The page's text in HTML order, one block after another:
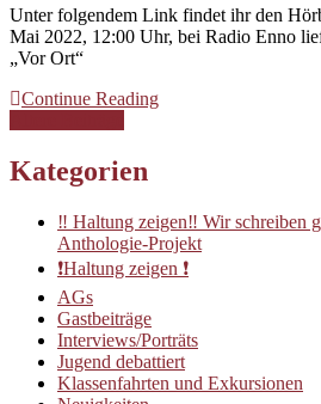
Unter folgendem Link findet ihr den
Mai 2022, 12:00 Uhr, bei Radio Enno
„Vor Ort“
Continue Reading
Beitragsnavigation
Kategorien
‼️ Haltung zeigen‼️ Wir schreiben
Anthologie-Projekt
❗️Haltung zeigen ❗️
AGs
Gastbeiträge
Interviews/Porträts
Jugend debattiert
Klassenfahrten und Exkursionen